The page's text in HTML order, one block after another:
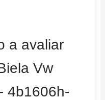
a avaliar
Vw
4b1606h-